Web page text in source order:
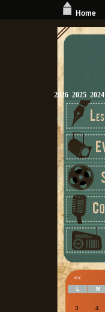
2026 2025 2024
<<
L M
3
4
Home